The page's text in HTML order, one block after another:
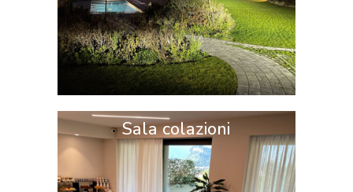
Sala colazioni